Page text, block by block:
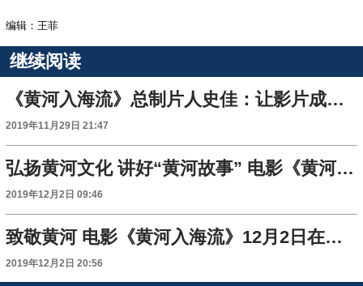
编辑：王菲
继续阅读
《黄河入海流》总制片人史佳：让影片成为传承黄河文化和黄河文明的重要载体
2019年11月29日 21:47
弘扬黄河文化 讲好“黄河故事” 电影《黄河入海流》将于12月2日在西安首映
2019年12月2日 09:46
致敬黄河 电影《黄河入海流》12月2日在西安首映
2019年12月2日 20:56